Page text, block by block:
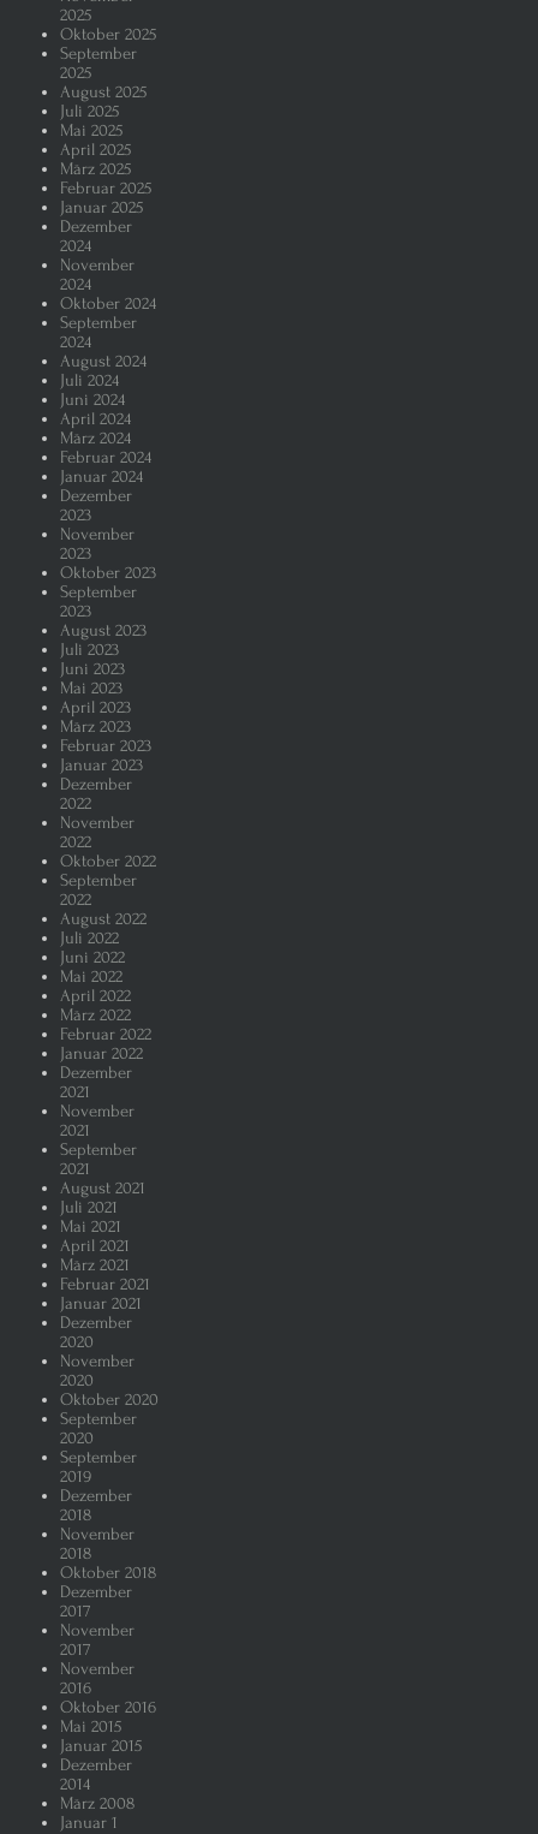
2025
Oktober 2025
September
2025
August 2025
Juli 2025
Mai 2025
April 2025
März 2025
Februar 2025
Januar 2025
Dezember
2024
November
2024
Oktober 2024
September
2024
August 2024
Juli 2024
Juni 2024
April 2024
März 2024
Februar 2024
Januar 2024
Dezember
2023
November
2023
Oktober 2023
September
2023
August 2023
Juli 2023
Juni 2023
Mai 2023
April 2023
März 2023
Februar 2023
Januar 2023
Dezember
2022
November
2022
Oktober 2022
September
2022
August 2022
Juli 2022
Juni 2022
Mai 2022
April 2022
März 2022
Februar 2022
Januar 2022
Dezember
2021
November
2021
September
2021
August 2021
Juli 2021
Mai 2021
April 2021
März 2021
Februar 2021
Januar 2021
Dezember
2020
November
2020
Oktober 2020
September
2020
September
2019
Dezember
2018
November
2018
Oktober 2018
Dezember
2017
November
2017
November
2016
Oktober 2016
Mai 2015
Januar 2015
Dezember
2014
März 2008
Januar 1